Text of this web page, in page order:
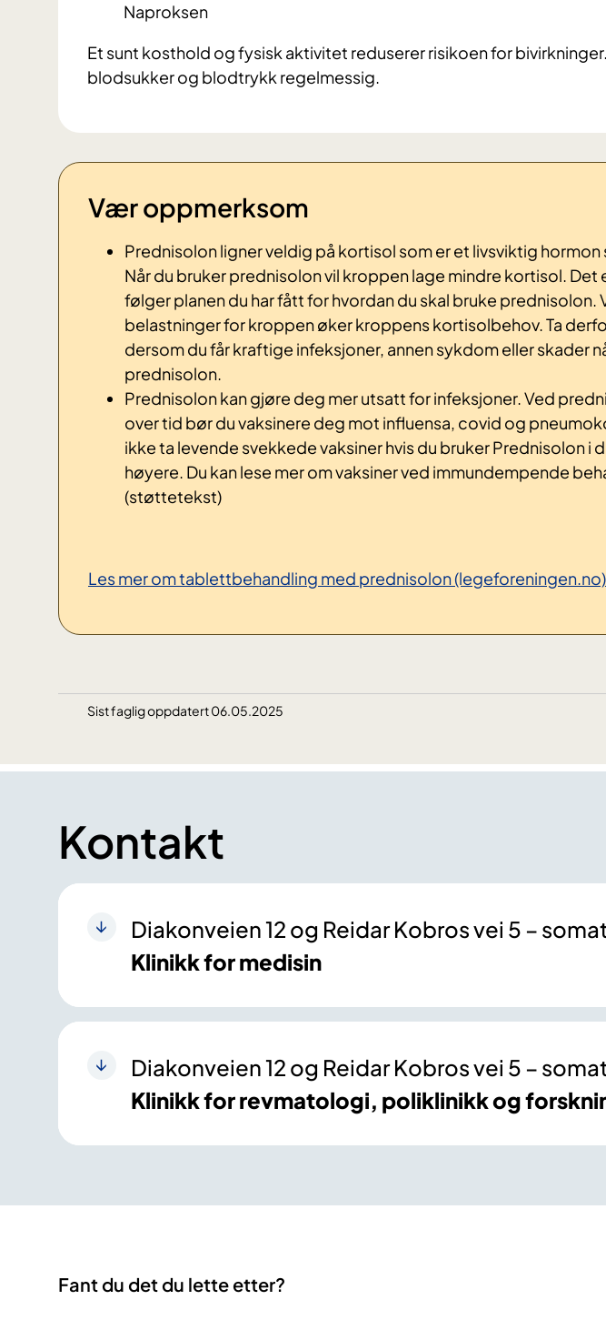
Naproksen
Et sunt kosthold og fysisk aktivitet reduserer risikoen for
blodsukker og blodtrykk regelmessig.
Vær oppmerksom
Prednisolon ligner veldig på kortisol som er et livsviktig
Når du bruker prednisolon vil kroppen lage mindre kortisol. Det
følger planen du har fått for hvordan du skal bruke prednisolon.
belastninger for kroppen øker kroppens kortisolbehov. Ta
dersom du får kraftige infeksjoner, annen sykdom eller skader
prednisolon.
Prednisolon kan gjøre deg mer utsatt for infeksjoner. Ved
over tid bør du vaksinere deg mot influensa, covid og
ikke ta levende svekkede vaksiner hvis du bruker Prednisolon i
høyere. Du kan lese mer om vaksiner ved immundempende
(støttetekst)
Les mer om tablettbehandling med prednisolon (legeforeningen.no)
Sist faglig oppdatert 06.05.2025
Kontakt
Diakonveien 12 og Reidar Kobros vei 5 –
Klinikk for medisin
Diakonveien 12 og Reidar Kobros vei 5 –
Klinikk for revmatologi, poliklinikk og
Fant du det du lette etter?